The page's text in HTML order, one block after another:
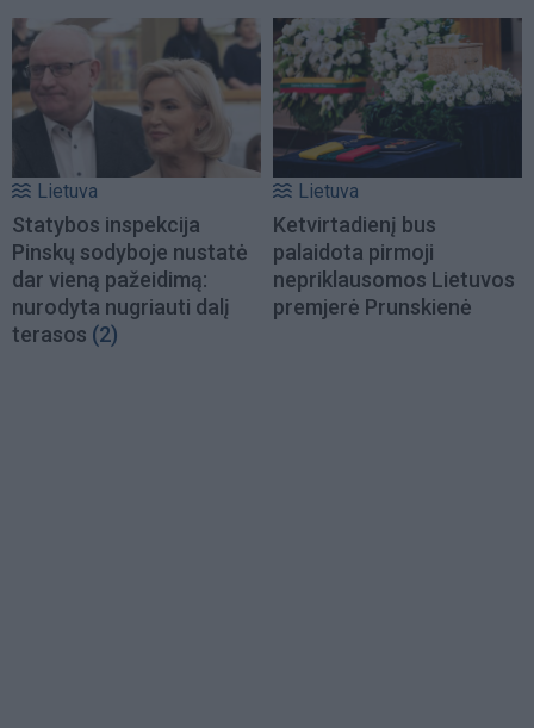
Lietuva
Statybos inspekcija
Pinskų sodyboje nustatė
dar vieną pažeidimą:
nurodyta nugriauti dalį
terasos (2)
Lietuva
Ketvirtadienį bus
palaidota pirmoji
nepriklausomos Lietuvos
premjerė Prunskienė